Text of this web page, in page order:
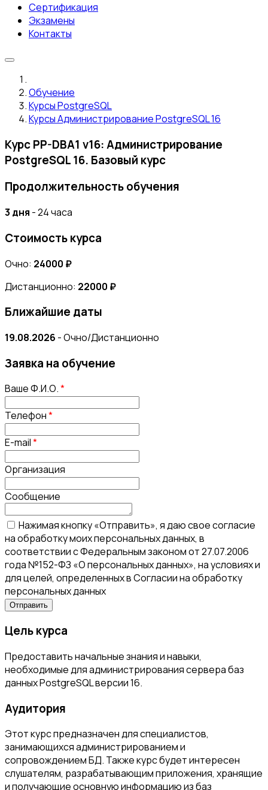
Сертификация
Экзамены
Контакты
Обучение
Курсы PostgreSQL
Курсы Администрирование PostgreSQL 16
Курс PP-DBA1 v16: Администрирование
PostgreSQL 16. Базовый курс
Продолжительность обучения
3 дня - 24 часа
Стоимость курса
Очно: 24000 ₽
Дистанционно: 22000 ₽
Ближайшие даты
19.08.2026 - Очно/Дистанционно
Заявка на обучение
Ваше Ф.И.О.*
Телефон*
E-mail*
Организация
Сообщение
Нажимая кнопку «Отправить», я даю свое согласие
на обработку моих персональных данных, в
соответствии с Федеральным законом от 27.07.2006
года №152-ФЗ «О персональных данных», на условиях и
для целей, определенных в Согласии на обработку
персональных данных
Цель курса
Предоставить начальные знания и навыки,
необходимые для администрирования сервера баз
данных PostgreSQL версии 16.
Аудитория
Этот курс предназначен для специалистов,
занимающихся администрированием и
сопровождением БД. Также курс будет интересен
слушателям, разрабатывающим приложения, хранящие
и получающие основную информацию из баз